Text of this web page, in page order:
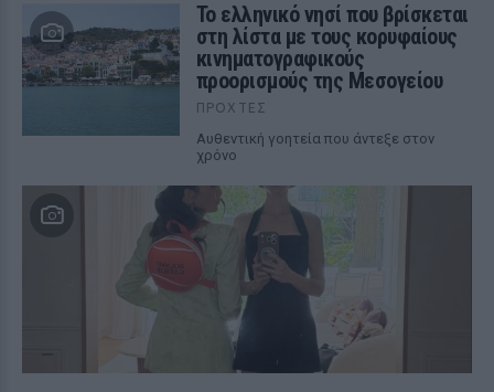
Το ελληνικό νησί που βρίσκεται
στη λίστα με τους κορυφαίους
κινηματογραφικούς
προορισμούς της Μεσογείου
ΠΡΟΧΤΈΣ
Αυθεντική γοητεία που άντεξε στον
χρόνο